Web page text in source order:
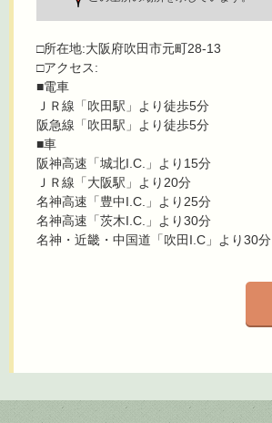
□所在地:大阪府吹田市元町28-13
□アクセス:
■電車
ＪＲ線「吹田駅」より徒歩5分
阪急線「吹田駅」より徒歩5分
■車
阪神高速「城北I.C.」より15分
ＪＲ線「大阪駅」より20分
名神高速「豊中I.C.」より25分
名神高速「茨木I.C.」より30分
名神・近畿・中国道「吹田I.C」より30分